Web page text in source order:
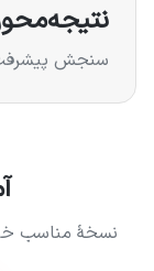
سنجش
نسخهٔ مناسب